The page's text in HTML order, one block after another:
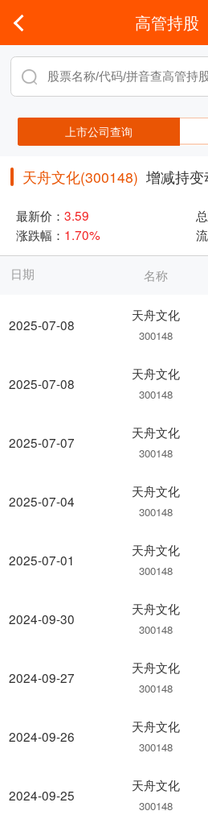
高管持股
上市公司查询
天舟文化(300148) 增减持变
最新价： 3.59
涨跌幅： 1.70%
日期
2025-07-08
2025-07-08
2025-07-07
2025-07-04
2025-07-01
2024-09-30
2024-09-27
2024-09-26
2024-09-25
名称
天舟文化
300148
天舟文化
300148
天舟文化
300148
天舟文化
300148
天舟文化
300148
天舟文化
300148
天舟文化
300148
天舟文化
300148
天舟文化
300148